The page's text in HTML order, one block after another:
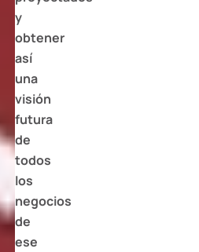
y
obtener
así
una
visión
futura
de
todos
los
negocios
de
ese